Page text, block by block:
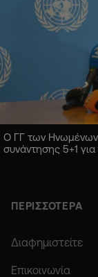
Ο ΓΓ των Ηνωμένων
συνάντησης 5+1
ΠΕΡΙΣΣΟΤΕΡΑ
Διαφημιστείτε
Επικοινωνία